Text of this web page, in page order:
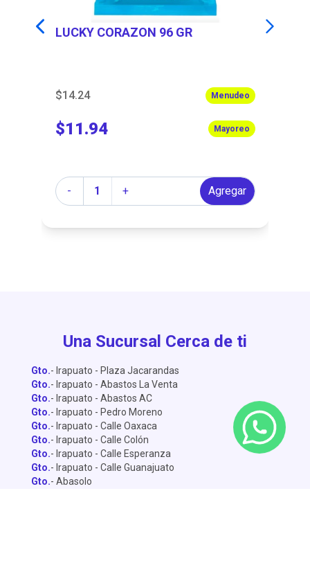
LUCKY CORAZON 96 GR
$14.24 Menudeo
$11.94 Mayoreo
-
Cantidad + Agregar
Una Sucursal Cerca de ti
Gto.- Irapuato - Plaza Jacarandas
Gto.- Irapuato - Abastos La Venta
Gto.- Irapuato - Abastos AC
Gto.- Irapuato - Pedro Moreno
Gto.- Irapuato - Calle Oaxaca
Gto.- Irapuato - Calle Colón
Gto.- Irapuato - Calle Esperanza
Gto.- Irapuato - Calle Guanajuato
Gto.- Abasolo